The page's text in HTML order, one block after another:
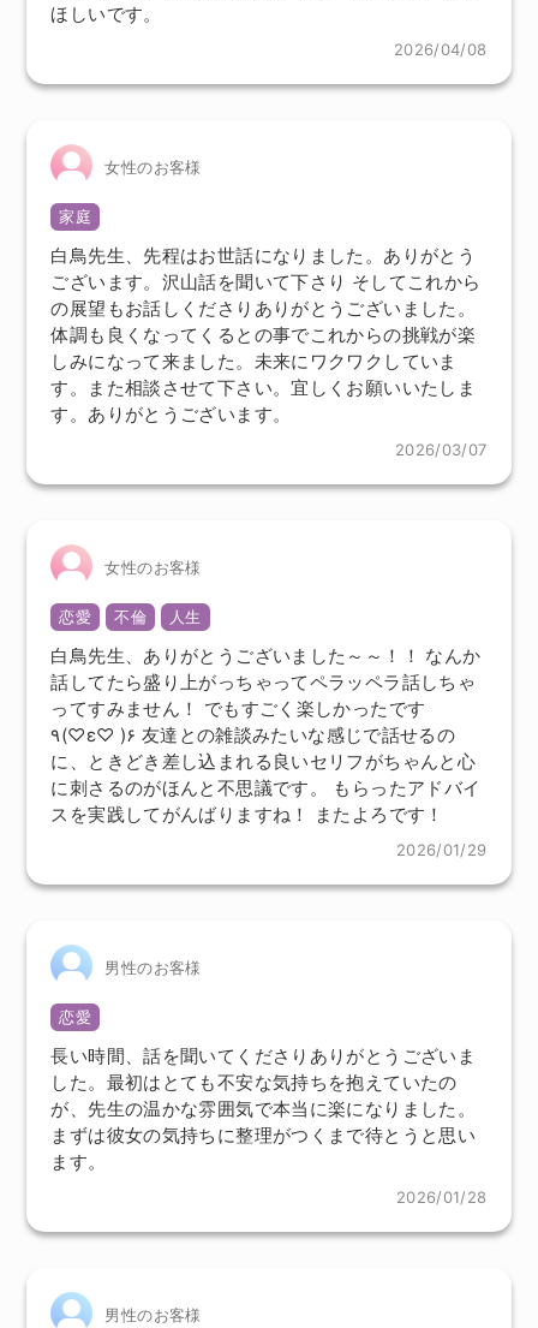
ほしいです。
2026/04/08
女性のお客様
家庭
白鳥先生、先程はお世話になりました。ありがとう
ございます。沢山話を聞いて下さり そしてこれから
の展望もお話しくださりありがとうございました。
体調も良くなってくるとの事でこれからの挑戦が楽
しみになって来ました。未来にワクワクしていま
す。また相談させて下さい。宜しくお願いいたしま
す。ありがとうございます。
2026/03/07
女性のお客様
恋愛 不倫 人生
白鳥先生、ありがとうございました～～！！ なんか
話してたら盛り上がっちゃってペラッペラ話しちゃ
ってすみません！ でもすごく楽しかったです
٩(♡ε♡ )۶ 友達との雑談みたいな感じで話せるの
に、ときどき差し込まれる良いセリフがちゃんと心
に刺さるのがほんと不思議です。 もらったアドバイ
スを実践してがんばりますね！ またよろです！
2026/01/29
男性のお客様
恋愛
長い時間、話を聞いてくださりありがとうございま
した。最初はとても不安な気持ちを抱えていたの
が、先生の温かな雰囲気で本当に楽になりました。
まずは彼女の気持ちに整理がつくまで待とうと思い
ます。
2026/01/28
男性のお客様